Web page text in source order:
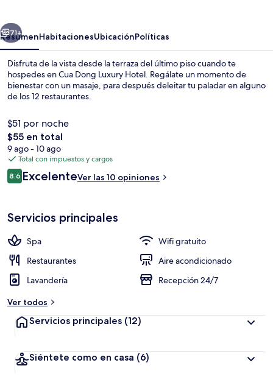
Siguiente
71+
ResumenHabitacionesUbicaciónPolíticas
Disfruta de la vista desde la terraza del último piso cuando te
hospedes en Cua Dong Luxury Hotel. Regálate un momento de
bienestar con un masaje, para después deleitar tu paladar en alguno
de los 12 restaurantes.
$51 por noche
El
precio
total
es
de
$55 en total
9 ago - 10 ago
Total con impuestos y cargos
Opiniones
8.68.6 de 10,
ExcelenteVer las 10 opiniones
Servicios principales
Spa
Wifi gratuito
Restaurantes
Aire acondicionado
Lavandería
Recepción 24/7
Ver todos
Servicios principales (12)
Siéntete como en casa (6)